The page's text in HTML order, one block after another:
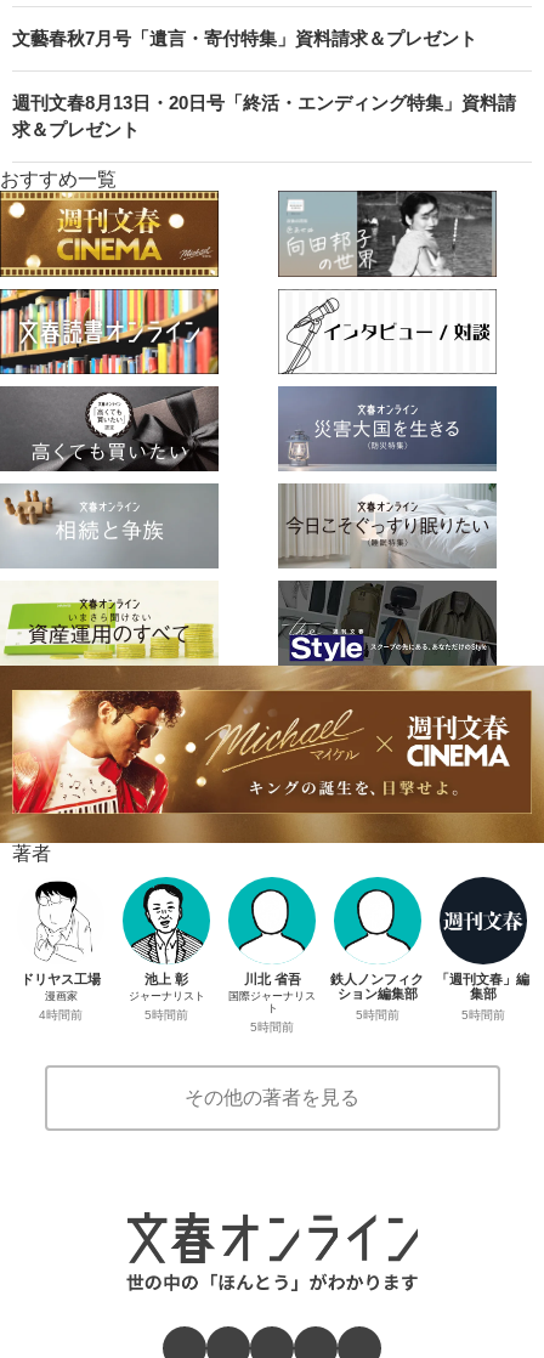
文藝春秋7月号「遺言・寄付特集」資料請求＆プレゼント
週刊文春8月13日・20日号「終活・エンディング特集」資料請
求＆プレゼント
おすすめ一覧
著者
ドリヤス工場
漫画家
4時間前
池上 彰
ジャーナリスト
5時間前
川北 省吾
国際ジャーナリス
ト
5時間前
鉄人ノンフィク
ション編集部
5時間前
「週刊文春」編
集部
5時間前
その他の著者を見る